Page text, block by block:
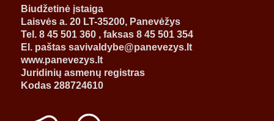
Biudžetinė įstaiga
Laisvės a. 20 LT-35200, Panevėžys
Tel. 8 45 501 360 , faksas 8 45 501 354
El. paštas savivaldybe@panevezys.lt
www.panevezys.lt
Juridinių asmenų registras
Kodas 288724610